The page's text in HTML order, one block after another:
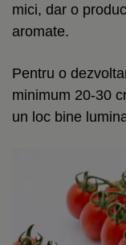
mici, dar o
aromate.
Pentru o
minimum 20-30
un loc bine